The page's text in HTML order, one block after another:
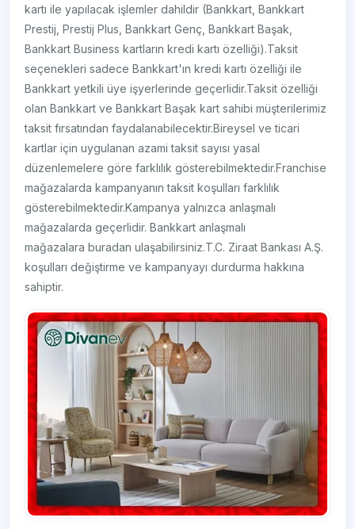
kartı ile yapılacak işlemler dahildir (Bankkart, Bankkart
Prestij, Prestij Plus, Bankkart Genç, Bankkart Başak,
Bankkart Business kartların kredi kartı özelliği).Taksit
seçenekleri sadece Bankkart'ın kredi kartı özelliği ile
Bankkart yetkili üye işyerlerinde geçerlidir.Taksit özelliği
olan Bankkart ve Bankkart Başak kart sahibi müşterilerimiz
taksit fırsatından faydalanabilecektir.Bireysel ve ticari
kartlar için uygulanan azami taksit sayısı yasal
düzenlemelere göre farklılık gösterebilmektedir.Franchise
mağazalarda kampanyanın taksit koşulları farklılık
gösterebilmektedir.Kampanya yalnızca anlaşmalı
mağazalarda geçerlidir. Bankkart anlaşmalı
mağazalara buradan ulaşabilirsiniz.T.C. Ziraat Bankası A.Ş.
koşulları değiştirme ve kampanyayı durdurma hakkına
sahiptir.